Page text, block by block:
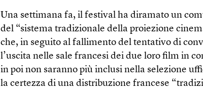
Una settimana fa, il festival ha diramato un
del “sistema tradizionale della proiezione
che, in seguito al fallimento del tentativo di
l’uscita nelle sale francesi dei due loro film in
in poi non saranno più inclusi nella selezione
la certezza di una distribuzione francese